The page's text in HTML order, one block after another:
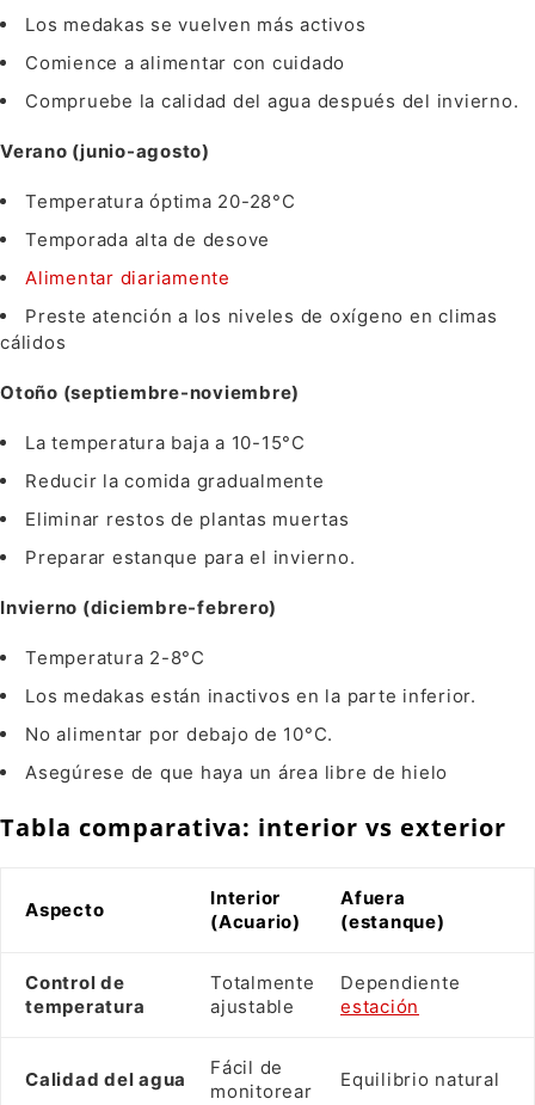
Los medakas se vuelven más activos
Comience a alimentar con cuidado
Compruebe la calidad del agua después del invierno.
Verano (junio-agosto)
Temperatura óptima 20-28°C
Temporada alta de desove
Alimentar diariamente
Preste atención a los niveles de oxígeno en climas
cálidos
Otoño (septiembre-noviembre)
La temperatura baja a 10-15°C
Reducir la comida gradualmente
Eliminar restos de plantas muertas
Preparar estanque para el invierno.
Invierno (diciembre-febrero)
Temperatura 2-8°C
Los medakas están inactivos en la parte inferior.
No alimentar por debajo de 10°C.
Asegúrese de que haya un área libre de hielo
Tabla comparativa: interior vs exterior
Aspecto
Interior
(Acuario)
Afuera
(estanque)
Control de
temperatura
Totalmente
ajustable
Dependiente
estación
Calidad del agua
Fácil de
monitorear
Equilibrio natural